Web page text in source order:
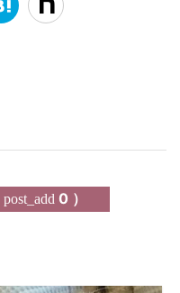
post_add 0 ）